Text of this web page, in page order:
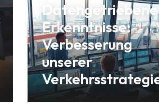
Datengetriebene
Erkenntnisse:
Verbesserung
unserer